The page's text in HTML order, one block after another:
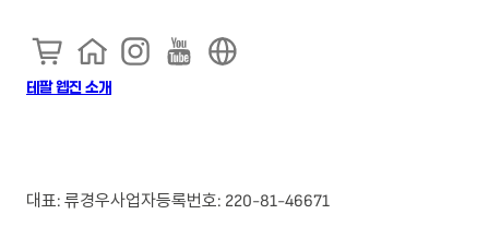
테팔 웹진 소개
대표: 류경우사업자등록번호: 220-81-46671